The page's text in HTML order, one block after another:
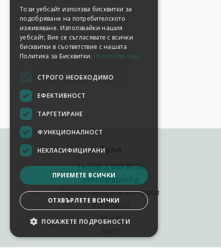
Аула
(+359) 2 987 8176
office@aula.bg
Често задавани въпроси
Контакти
За нас
Този уебсайт използва бисквитки за
подобряване на потребителското
изживяване. Използвайки нашия
уебсайт, Вие се съгласявате с всички
бисквитки в съответствие с нашата
Политика за Бисквитки. Прочетете още
СТРОГО НЕОБХОДИМО
ЕФЕКТИВНОСТ
ТАРГЕТИРАНЕ
ФУНКЦИОНАЛНОСТ
НЕКЛАСИФИЦИРАНИ
ПРИЕМЕТЕ ВСИЧКИ
ОТХВЪРЛЕТЕ ВСИЧКИ
ПОКАЖЕТЕ ПОДРОБНОСТИ